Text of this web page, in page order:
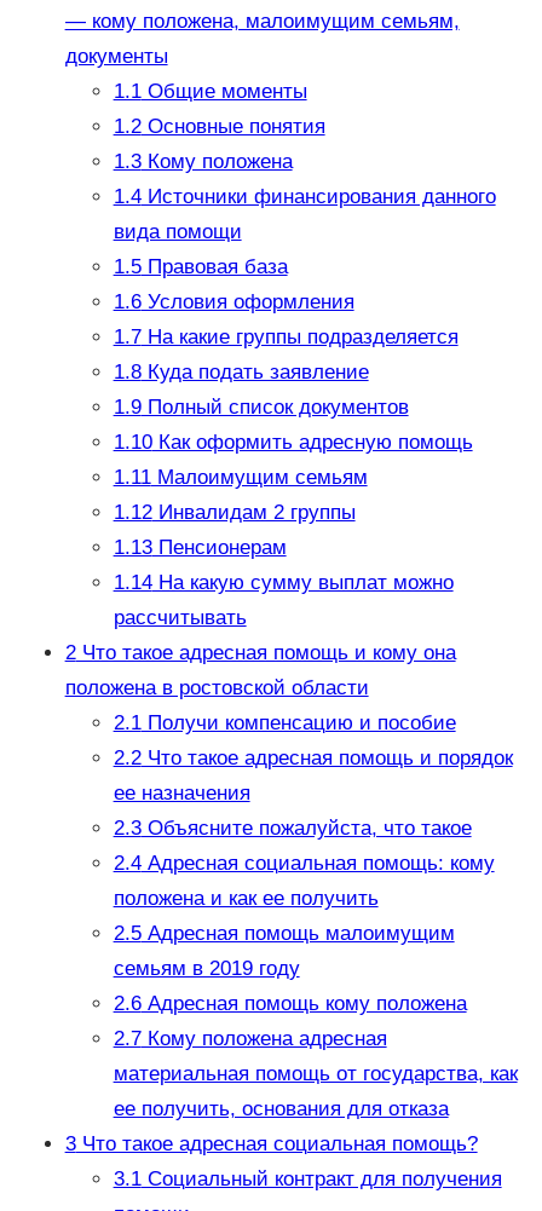
— кому положена, малоимущим семьям,
документы
1.1Общие моменты
1.2Основные понятия
1.3Кому положена
1.4Источники финансирования данного
вида помощи
1.5Правовая база
1.6Условия оформления
1.7На какие группы подразделяется
1.8Куда подать заявление
1.9Полный список документов
1.10Как оформить адресную помощь
1.11Малоимущим семьям
1.12Инвалидам 2 группы
1.13Пенсионерам
1.14На какую сумму выплат можно
рассчитывать
2Что такое адресная помощь и кому она
положена в ростовской области
2.1Получи компенсацию и пособие
2.2Что такое адресная помощь и порядок
ее назначения
2.3Объясните пожалуйста, что такое
2.4Адресная социальная помощь: кому
положена и как ее получить
2.5Адресная помощь малоимущим
семьям в 2019 году
2.6Адресная помощь кому положена
2.7Кому положена адресная
материальная помощь от государства, как
ее получить, основания для отказа
3Что такое адресная социальная помощь?
3.1Социальный контракт для получения